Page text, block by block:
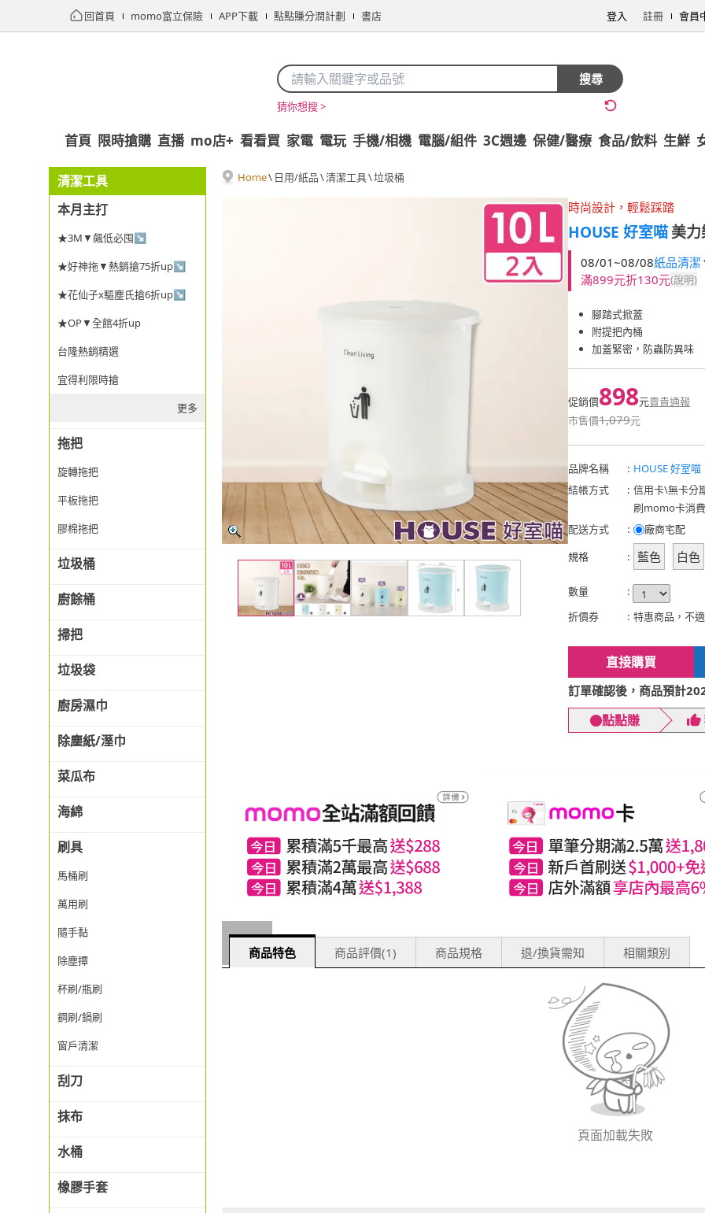
回首頁 momo富立保險 APP下載 點點賺分潤計劃 書店 登入 註冊 會員
搜尋
猜你想搜 >
首頁 限時搶購 直播 mo店+ 看看買 家電 電玩 手機/相機 電腦/組件 3C週邊 保健/醫療 食品/飲料 生鮮
清潔工具
本月主打
★3M▼飆低必囤↘
★好神拖▼熱銷搶75折up↘
★花仙子x驅塵氏搶6折up↘
★OP▼全館4折up
台隆熱銷精選
宜得利限時搶
更多
拖把
旋轉拖把
平板拖把
膠棉拖把
垃圾桶
廚餘桶
掃把
垃圾袋
廚房濕巾
除塵紙/溼巾
菜瓜布
海綿
刷具
馬桶刷
萬用刷
隨手黏
除塵撢
杯刷/瓶刷
鋼刷/鍋刷
窗戶清潔
刮刀
抹布
水桶
橡膠手套
Home\ 日用/紙品\清潔工具\垃圾桶
時尚設計，輕鬆踩踏
HOUSE 好室喵美
08/01~08/08紙品清
滿899元折130元(說明)
腳踏式掀蓋
附提把內桶
加蓋緊密，防蟲防異味
促銷價898元賣貴通報
市售價1,079元
品牌名稱 : HOUSE 好室喵
結帳方式
: 信用卡\無卡分
刷momo卡消
配送方式
:
廠商宅配
規格
: 藍色 白色
數量
:
折價券
: 特惠商品，不
直接購買
訂單確認後，商品預計
點點賺
商品特色 商品評價(1) 商品規格 退/換貨需知 相關類別
頁面加載失敗